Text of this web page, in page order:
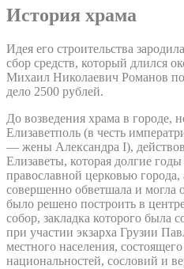
История храма
Идея его строительства
сбор средств, который длился
Михаил Николаевич Романов
дело 2500 рублей.
До возведения храма в городе,
Елизаветполь (в честь
— жены Александра I),
Елизаветы, которая долгие
православной церковью
совершенно обветшала и могла
было решено построить в
собор, закладка которого была
при участии экзарха Грузии
местного населения,
национальностей, сословий и